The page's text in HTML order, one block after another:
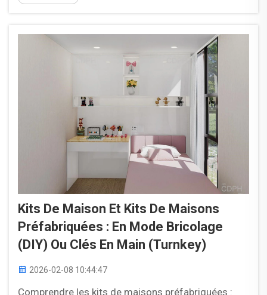
référence à des habitations construites, au moins
terrain réel...
Kits De Maison Et Kits De Maisons
Préfabriquées : En Mode Bricolage
(DIY) Ou Clés En Main (turnkey)
2026-02-08 10:44:47
Comprendre les kits de maisons préfabriquées :